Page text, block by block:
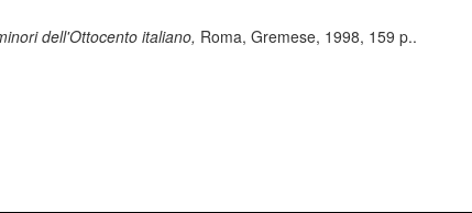
dell'Ottocento italiano, Roma, Gremese, 1998, 159 p..